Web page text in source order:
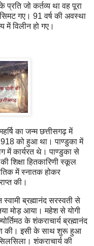
जो कर्तव्य था वह पूरा
गए। 91 वर्ष की अवस्था
में विलीन हो गए।
का जन्म छत्तीसगढ़ में
को हुआ था। पाण्डुका में
में कार्यरत थे। पाण्डुका से
शिक्षा हितकारिणी स्कूल
में स्नातक होकर
की।
ब्रह्मानंद सरस्वती से
मोड़ आया। महेश से योगी
के शंकराचार्य ब्रह्मानंद
की। इसी के साथ शुरू हुआ
शंकराचार्य की